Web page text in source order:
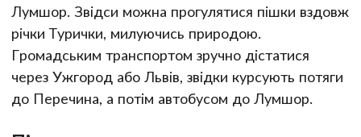
Лумшор. Звідси можна прогулятися пішки вздовж
річки Турички, милуючись природою.
Громадським транспортом зручно дістатися
через Ужгород або Львів, звідки курсують потяги
до Перечина, а потім автобусом до Лумшор.